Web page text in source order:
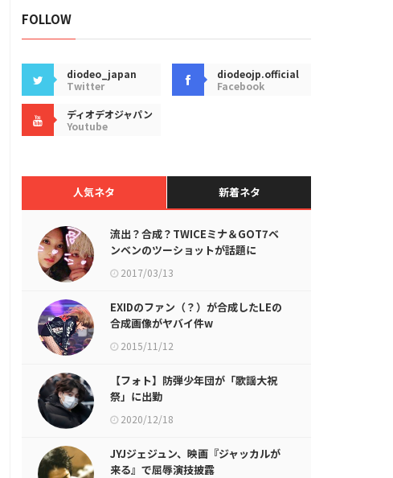
FOLLOW
diodeo_japan
Twitter
diodeojp.official
Facebook
ディオデオジャパン
Youtube
人気ネタ 新着ネタ
流出？合成？TWICEミナ＆GOT7ベ
ンベンのツーショットが話題に
2017/03/13
EXIDのファン（？）が合成したLEの
合成画像がヤバイ件w
2015/11/12
【フォト】防弾少年団が「歌謡大祝
祭」に出勤
2020/12/18
JYJジェジュン、映画『ジャッカルが
来る』で屈辱演技披露